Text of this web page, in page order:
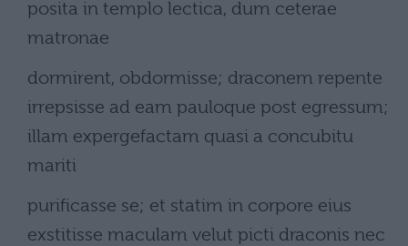
posita in templo lectica, dum ceterae
matronae
dormirent, obdormisse; draconem repente
irrepsisse ad eam pauloque post egressum;
illam expergefactam quasi a concubitu
mariti
purificasse se; et statim in corpore eius
exstitisse maculam velut picti draconis nec